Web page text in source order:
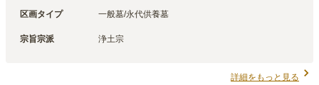
区画タイプ 一般墓/永代供養墓
宗旨宗派 浄土宗
詳細をもっと見る